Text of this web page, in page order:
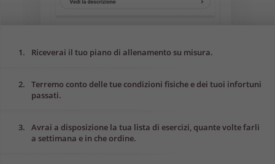
1. Riceverai il tuo piano di allenamento su misura.
2.
Terremo conto delle tue condizioni fisiche e dei tuoi infortuni
passati.
3.
Avrai a disposizione la tua lista di esercizi, quante volte farli
a settimana e in che ordine.